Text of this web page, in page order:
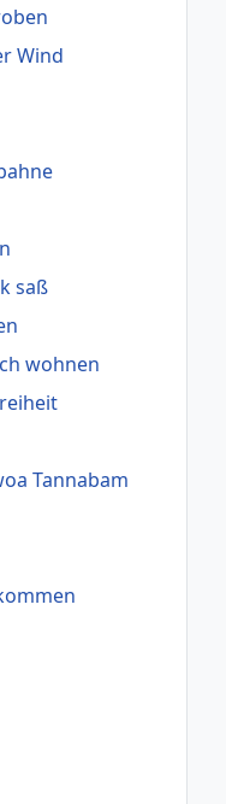
Wind
saß
wohnen
Tannabam